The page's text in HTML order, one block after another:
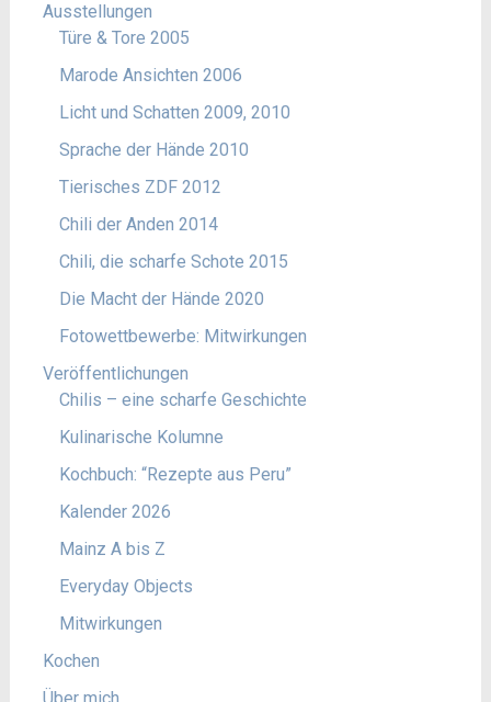
Ausstellungen
Türe & Tore 2005
Marode Ansichten 2006
Licht und Schatten 2009, 2010
Sprache der Hände 2010
Tierisches ZDF 2012
Chili der Anden 2014
Chili, die scharfe Schote 2015
Die Macht der Hände 2020
Fotowettbewerbe: Mitwirkungen
Veröffentlichungen
Chilis – eine scharfe Geschichte
Kulinarische Kolumne
Kochbuch: “Rezepte aus Peru”
Kalender 2026
Mainz A bis Z
Everyday Objects
Mitwirkungen
Kochen